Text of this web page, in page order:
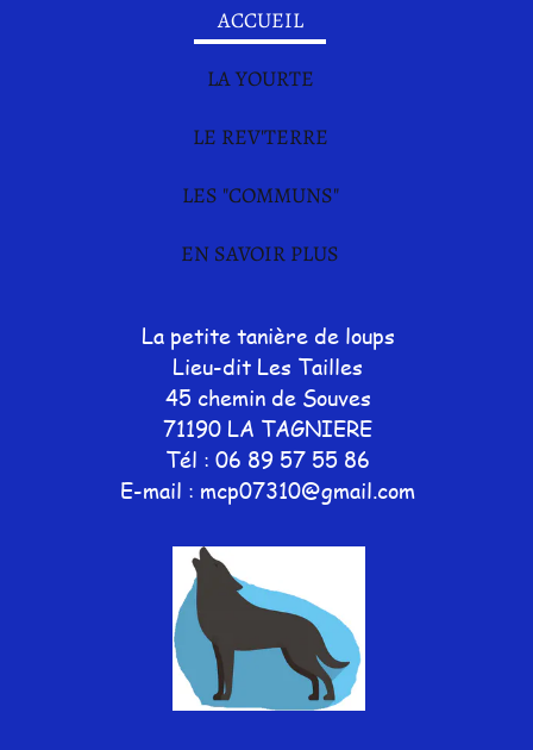
La petite tanière de loups
Lieu-dit Les Tailles
45 chemin de Souves
71190 LA TAGNIERE
Tél : 06 89 57 55 86
E-mail : mcp07310@gmail.com
ACCUEIL
LA YOURTE
LE REV'TERRE
LES "COMMUNS"
EN SAVOIR PLUS